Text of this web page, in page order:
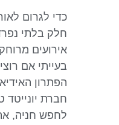
חלק בלתי
אירועים
בעייתי אם
הפתרון
חברת
לחפש חניה,